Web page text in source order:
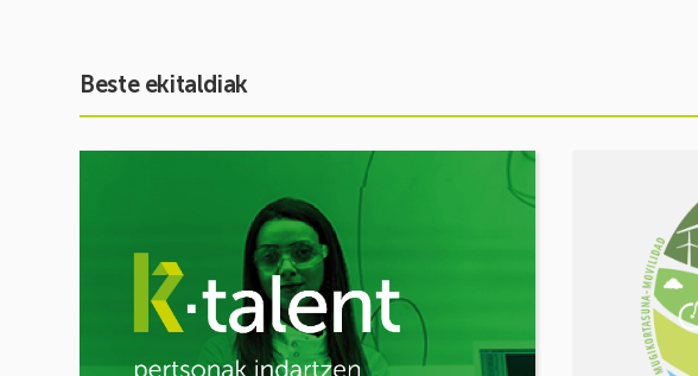
Beste ekitaldiak
teknologiarako
MUGIKORTASUN